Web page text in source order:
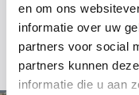
en om ons
informatie over uw
partners voor social
partners kunnen
informatie die u aan
mailen of langs komen in
steunpoot koopt, kunt u